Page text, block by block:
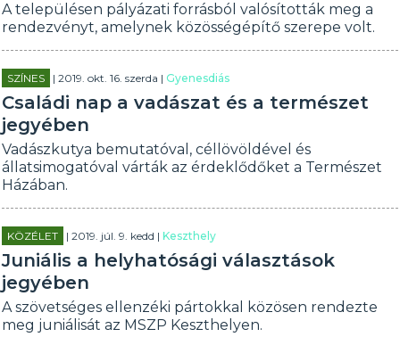
A településen pályázati forrásból valósították meg a
rendezvényt, amelynek közösségépítő szerepe volt.
SZÍNES | 2019. okt. 16. szerda |Gyenesdiás
Családi nap a vadászat és a természet
jegyében
Vadászkutya bemutatóval, céllövöldével és
állatsimogatóval várták az érdeklődőket a Természet
Házában.
KÖZÉLET | 2019. júl. 9. kedd |Keszthely
Juniális a helyhatósági választások
jegyében
A szövetséges ellenzéki pártokkal közösen rendezte
meg juniálisát az MSZP Keszthelyen.